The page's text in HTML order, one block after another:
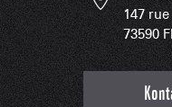
147
73590